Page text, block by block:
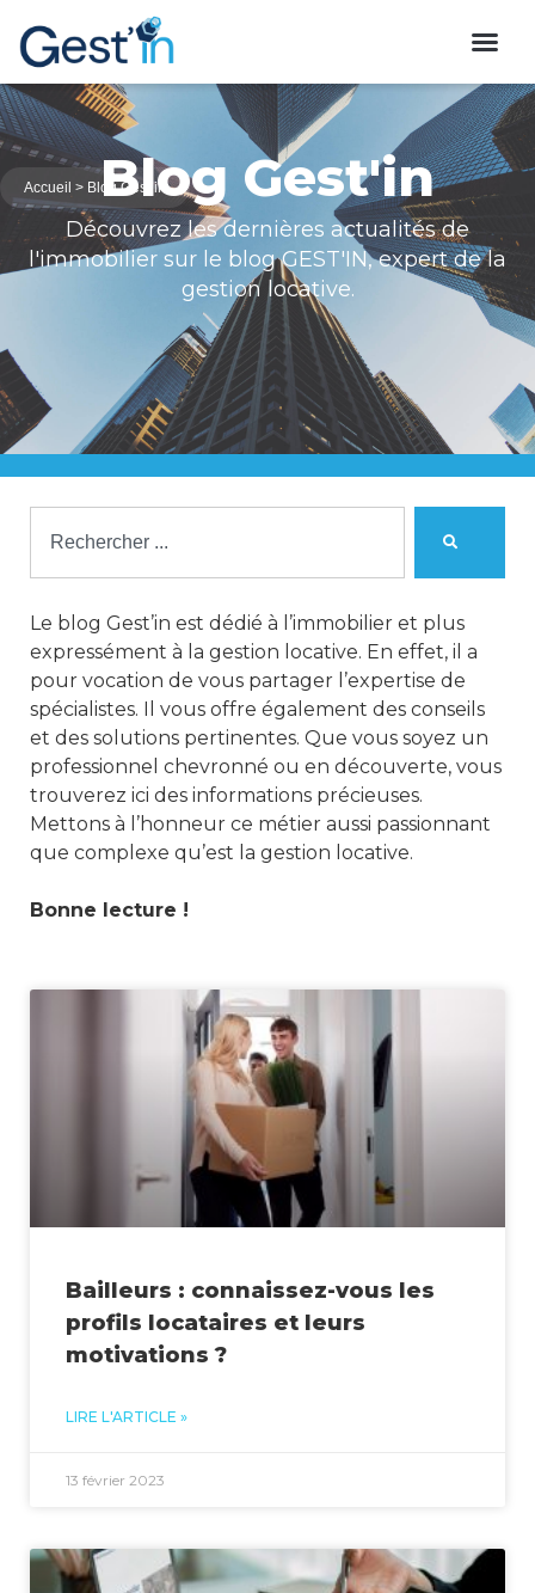
Accueil > Blog Gest’in
Blog Gest'in
Découvrez les dernières actualités de
l'immobilier sur le blog GEST'IN, expert de la
gestion locative.
Le blog Gest’in est dédié à l’immobilier et plus
expressément à la gestion locative. En effet, il a
pour vocation de vous partager l’expertise de
spécialistes. Il vous offre également des conseils
et des solutions pertinentes. Que vous soyez un
professionnel chevronné ou en découverte, vous
trouverez ici des informations précieuses.
Mettons à l’honneur ce métier aussi passionnant
que complexe qu’est la gestion locative.
Bonne lecture !
Bailleurs : connaissez-vous les
profils locataires et leurs
motivations ?
LIRE L'ARTICLE »
13 février 2023